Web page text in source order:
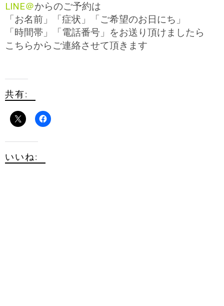
LINE＠からのご予約は
「お名前」「症状」「ご希望のお日にち」
「時間帯」「電話番号」をお送り頂けましたら
こちらからご連絡させて頂きます
共有:
いいね: